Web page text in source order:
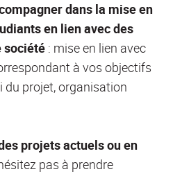
dans la mise en
en lien avec des
société : mise en lien avec
à vos objectifs
du projet, organisation
projets actuels ou en
pas à prendre